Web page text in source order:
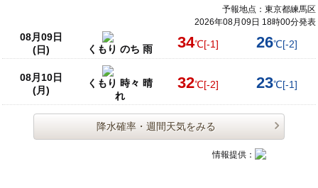
予報地点：東京都練馬区
2026年08月09日 18時00分発表
08月09日
(日)
くもり のち 雨 34℃[-1] 26℃[-2]
08月10日
(月)
くもり 時々 晴
れ
32℃[-2] 23℃[-1]
降水確率・週間天気をみる
情報提供：